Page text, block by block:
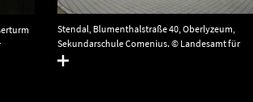
Stendal, Blumenthalstraße 40, Oberlyzeum,
Sekundarschule Comenius. © Landesamt für
Denkmalpflege und Archäologie Sachsen-Anhalt,